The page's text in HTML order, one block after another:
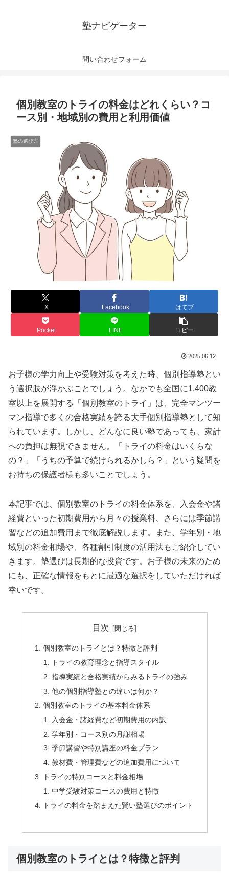
塾ナビゲーター
問い合わせフォーム
個別教室のトライの料金はどれくらい？コ
ース別・地域別の費用と利用価値
塾の選び方
X Facebook はてブ
Pocket LINE コピー
2025.06.12
お子様の学力向上や受験対策を考えた時、個別指導塾とい
う選択肢が浮かぶことでしょう。なかでも全国に1,400教
室以上を展開する「個別教室のトライ」は、完全マンツー
マン指導で多くの合格実績を誇る大手個別指導塾として知
られています。しかし、どんなに良い塾であっても、家計
への負担は無視できません。「トライの料金はいくらな
の？」「うちの予算で続けられるかしら？」という疑問を
お持ちの保護者様も多いことでしょう。
本記事では、個別教室のトライの料金体系を、入会金や諸
経費といった初期費用から月々の授業料、さらには季節講
習などの追加費用まで徹底解説します。また、学年別・地
域別の料金相場や、各種割引制度の活用法もご紹介してい
きます。塾選びは長期的な投資です。お子様の未来のため
にも、正確な情報をもとに最適な選択をしていただければ
幸いです。
目次
個別教室のトライとは？特徴と評判
トライの教育理念と指導スタイル
指導実績と合格実績からみるトライの強み
他の個別指導塾との違いは何か？
個別教室のトライの基本料金体系
入会金・諸経費など初期費用の内訳
学年別・コース別の月謝相場
季節講習や特別講座の料金プラン
教材費・管理費などの追加費用について
トライの特別コースと料金相場
中学受験対策コースの費用と特徴
トライの料金を踏まえた賢い塾選びのポイント
個別教室のトライとは？特徴と評判